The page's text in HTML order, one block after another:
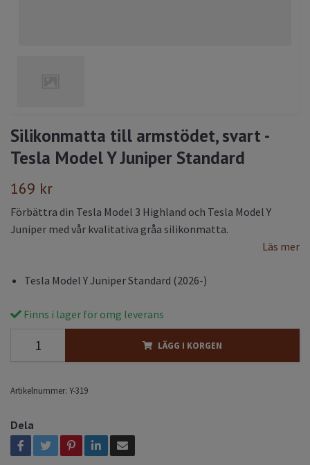
Silikonmatta till armstödet, svart -
Tesla Model Y Juniper Standard
169 kr
Förbättra din Tesla Model 3 Highland och Tesla Model Y
Juniper med vår kvalitativa gråa silikonmatta.
Läs mer
Tesla Model Y Juniper Standard (2026-)
Finns i lager för omg leverans
LÄGG I KORGEN
Artikelnummer: Y-319
Dela